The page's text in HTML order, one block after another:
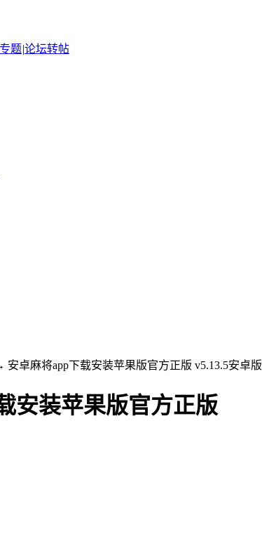
题|论坛转帖
安卓麻将app下载安装苹果版官方正版 v5.13.5安卓版
安装苹果版官方正版